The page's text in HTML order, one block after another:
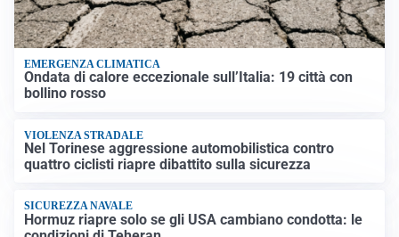
EMERGENZA CLIMATICA
Ondata di calore eccezionale sull’Italia: 19 città con
bollino rosso
VIOLENZA STRADALE
Nel Torinese aggressione automobilistica contro
quattro ciclisti riapre dibattito sulla sicurezza
SICUREZZA NAVALE
Hormuz riapre solo se gli USA cambiano condotta: le